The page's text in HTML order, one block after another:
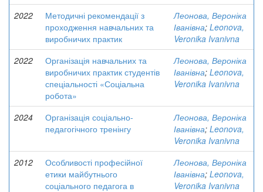
2022
Методичні рекомендації з
проходження навчальних та
виробничих практик
Леонова, Вероніка
Іванівна; Leonova,
Veronika Ivanivna
2022
Організація навчальних та
виробничих практик студентів
спеціальності «Соціальна
робота»
Леонова, Вероніка
Іванівна; Leonova,
Veronika Ivanivna
2024
Організація соціально-
педагогічного тренінгу
Леонова, Вероніка
Іванівна; Leonova,
Veronika Ivanivna
2012
Особливості професійної
етики майбутнього
соціального педагога в
Леонова, Вероніка
Іванівна; Leonova,
Veronika Ivanivna